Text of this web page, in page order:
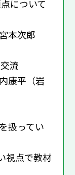
について
次郎
報交流
平（岩
扱ってい
視点で教材